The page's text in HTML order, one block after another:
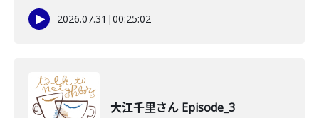
2026.07.31 |00:25:02
大江千里さん Episode_3